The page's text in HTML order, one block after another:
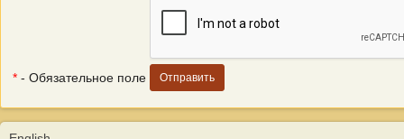
* - Обязательное поле